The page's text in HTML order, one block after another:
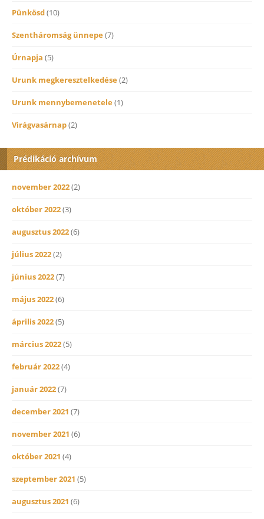
Pünkösd(10)
Szentháromság ünnepe(7)
Úrnapja (5)
Urunk megkeresztelkedése(2)
Urunk mennybemenetele(1)
Virágvasárnap(2)
Prédikáció archívum
november 2022(2)
október 2022(3)
augusztus 2022(6)
július 2022(2)
június 2022(7)
május 2022(6)
április 2022(5)
március 2022(5)
február 2022(4)
január 2022(7)
december 2021 (7)
november 2021 (6)
október 2021 (4)
szeptember 2021 (5)
augusztus 2021 (6)